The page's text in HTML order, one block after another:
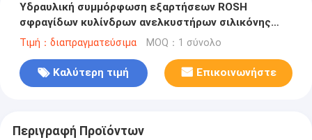
Υδραυλική συμμόρφωση εξαρτήσεων ROSH
σφραγίδων κυλίνδρων ανελκυστήρων σιλικόνης
PTFE FKM
Τιμή：διαπραγματεύσιμα MOQ：1 σύνολο
Καλύτερη τιμή Επικοινωνήστε
Περιγραφή Προϊόντων